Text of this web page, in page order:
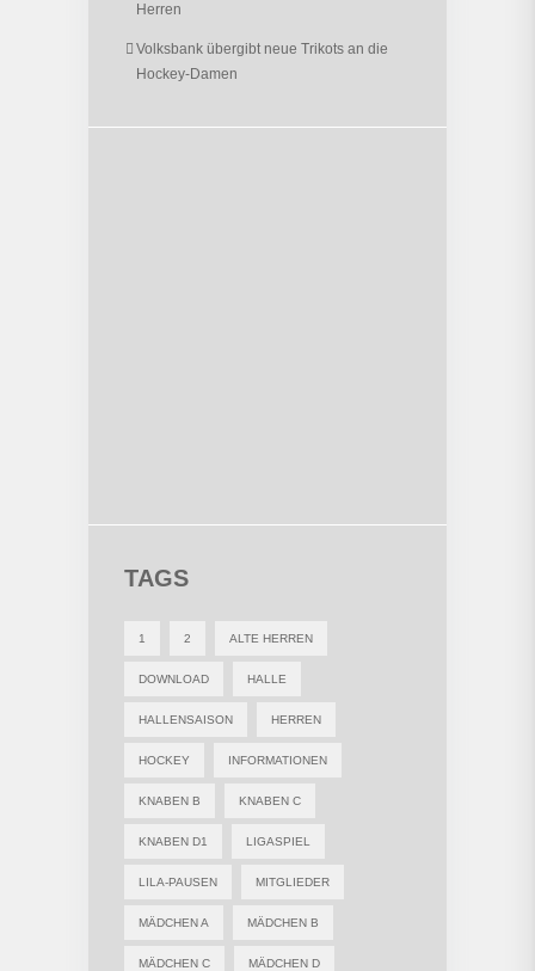
Herren
Volksbank übergibt neue Trikots an die
Hockey-Damen
TAGS
1 2 ALTE HERREN
DOWNLOAD HALLE
HALLENSAISON HERREN
HOCKEY INFORMATIONEN
KNABEN B KNABEN C
KNABEN D1 LIGASPIEL
LILA-PAUSEN MITGLIEDER
MÄDCHEN A MÄDCHEN B
MÄDCHEN C MÄDCHEN D